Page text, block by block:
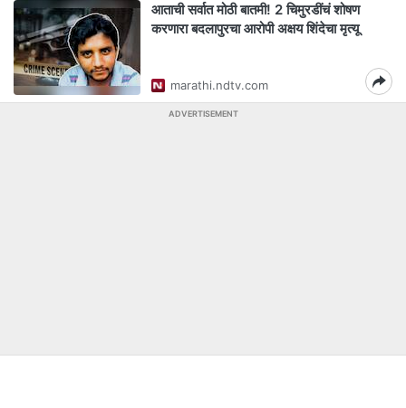
आताची सर्वात मोठी बातमी! 2 चिमुरडींचं शोषण
करणारा बदलापुरचा आरोपी अक्षय शिंदेचा मृत्यू
marathi.ndtv.com
ADVERTISEMENT